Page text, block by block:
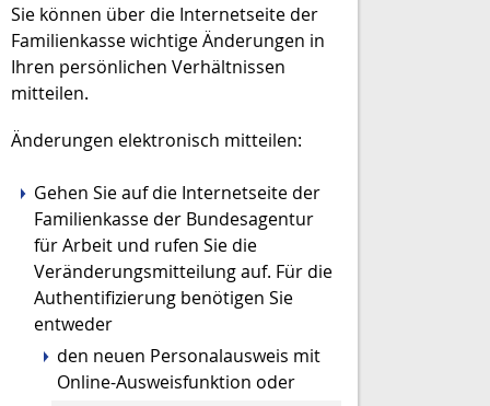
Sie können über die Internetseite der
Familienkasse wichtige Änderungen in
Ihren persönlichen Verhältnissen
mitteilen.
Änderungen elektronisch mitteilen:
Gehen Sie auf die Internetseite der
Familienkasse der Bundesagentur
für Arbeit und rufen Sie die
Veränderungsmitteilung auf. Für die
Authentifizierung benötigen Sie
entweder
den neuen Personalausweis mit
Online-Ausweisfunktion oder